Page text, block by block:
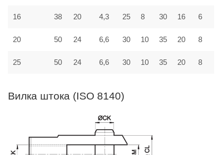
16 38 20 4,3 25 8 30 16 6
20 50 24 6,6 30 10 35 20 8
25 50 24 6,6 30 10 35 20 8
Вилка штока (ISO 8140)